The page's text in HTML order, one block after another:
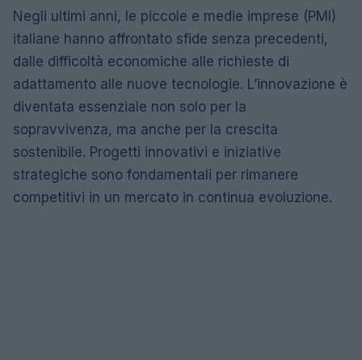
Negli ultimi anni, le piccole e medie imprese (PMI)
italiane hanno affrontato sfide senza precedenti,
dalle difficoltà economiche alle richieste di
adattamento alle nuove tecnologie. L’innovazione è
diventata essenziale non solo per la
sopravvivenza, ma anche per la crescita
sostenibile. Progetti innovativi e iniziative
strategiche sono fondamentali per rimanere
competitivi in un mercato in continua evoluzione.